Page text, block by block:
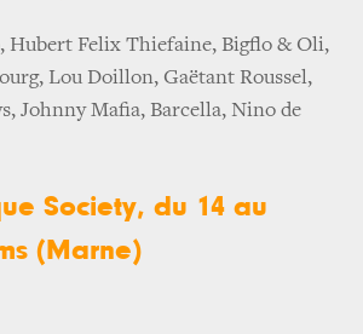
Hubert Felix Thiefaine, Bigflo & Oli,
Lou Doillon, Gaëtant Roussel,
Johnny Mafia, Barcella, Nino de
Society, du 14 au
(Marne)